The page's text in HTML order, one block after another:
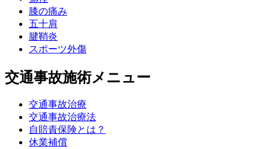
膝の痛み
五十肩
腱鞘炎
スポーツ外傷
交通事故施術メニュー
交通事故治療
交通事故治療法
自賠責保険とは？
休業補償